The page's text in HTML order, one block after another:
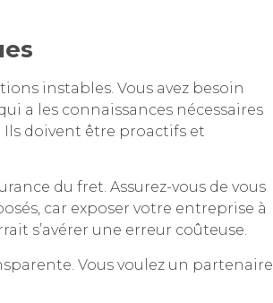
instables. Vous avez besoin
a les connaissances nécessaires
Ils doivent être proactifs et
du fret. Assurez-vous de vous
car exposer votre entreprise à
s’avérer une erreur coûteuse.
Vous voulez un partenaire